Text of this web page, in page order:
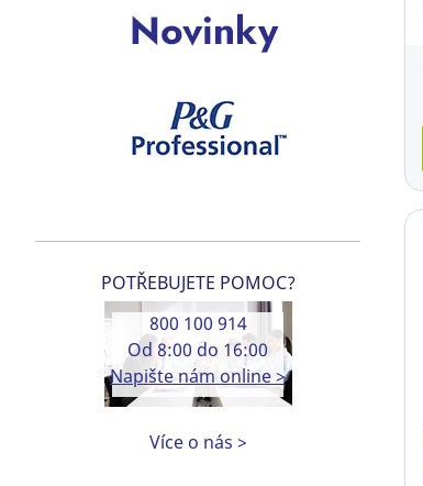
POTŘEBUJETE POMOC?
800 100 914
Od 8:00 do 16:00
Napište nám online >
Více o nás >